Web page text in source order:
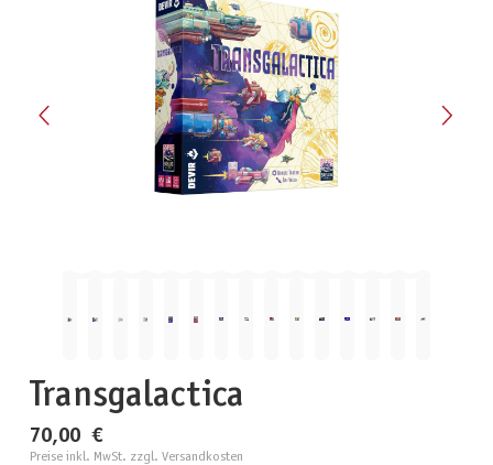
Transgalactica
70,00 €
Preise inkl. MwSt. zzgl. Versandkosten